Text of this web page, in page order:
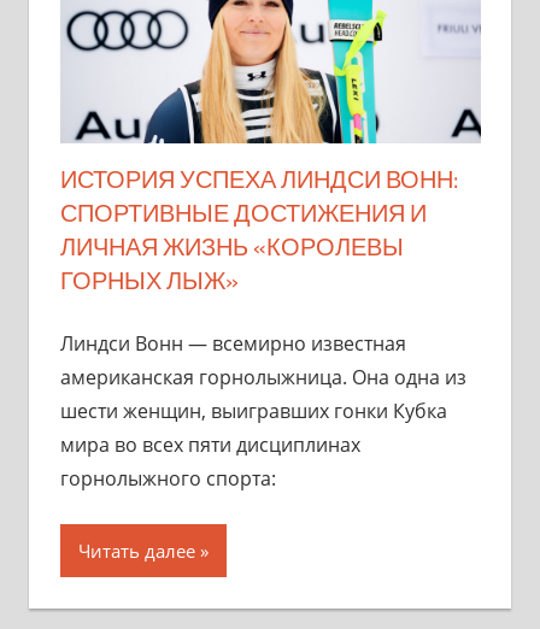
ИСТОРИЯ УСПЕХА ЛИНДСИ ВОНН:
СПОРТИВНЫЕ ДОСТИЖЕНИЯ И
ЛИЧНАЯ ЖИЗНЬ «КОРОЛЕВЫ
ГОРНЫХ ЛЫЖ»
Линдси Вонн — всемирно известная
американская горнолыжница. Она одна из
шести женщин, выигравших гонки Кубка
мира во всех пяти дисциплинах
горнолыжного спорта:
Читать далее